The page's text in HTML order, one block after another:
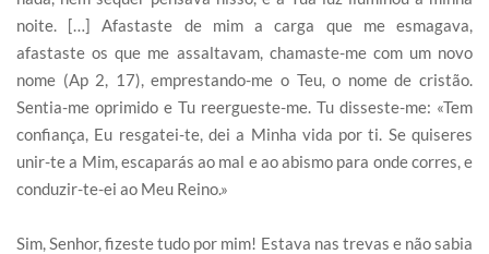
noite. […] Afastaste de mim a carga que me esmagava,
afastaste os que me assaltavam, chamaste-me com um novo
nome (Ap 2, 17), emprestando-me o Teu, o nome de cristão.
Sentia-me oprimido e Tu reergueste-me. Tu disseste-me: «Tem
confiança, Eu resgatei-te, dei a Minha vida por ti. Se quiseres
unir-te a Mim, escaparás ao mal e ao abismo para onde corres, e
conduzir-te-ei ao Meu Reino.»
Sim, Senhor, fizeste tudo por mim! Estava nas trevas e não sabia